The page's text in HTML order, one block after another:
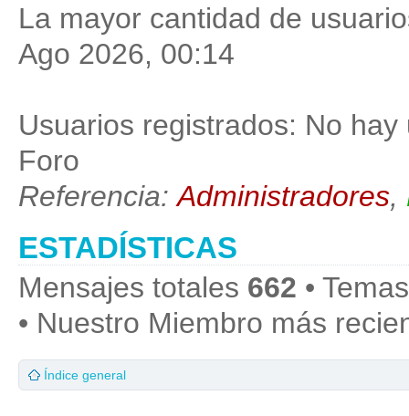
La mayor cantidad de
Ago 2026, 00:14
Usuarios registrados: No
Foro
Referencia:Administradores,
ESTADÍSTICAS
Mensajes totales 662 •
• Nuestro Miembro más
Índice general